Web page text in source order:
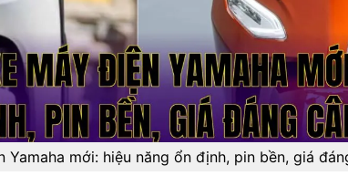
mới: hiệu năng ổn định, pin bền, giá